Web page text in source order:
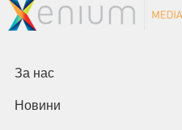
За нас
Новини